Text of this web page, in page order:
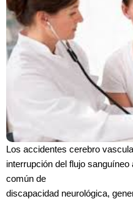
Los accidentes cerebro
interrupción del flujo
común de
discapacidad neurológica,